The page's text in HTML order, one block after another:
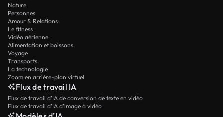
Nature
Personnes
Amour & Relations
Le fitness
Vidéo aérienne
Alimentation et boissons
Voyage
Transports
La technologie
Zoom en arrière-plan virtuel
Flux de travail IA
Flux de travail d’IA de conversion de texte en vidéo
Flux de travail d’IA d’image à vidéo